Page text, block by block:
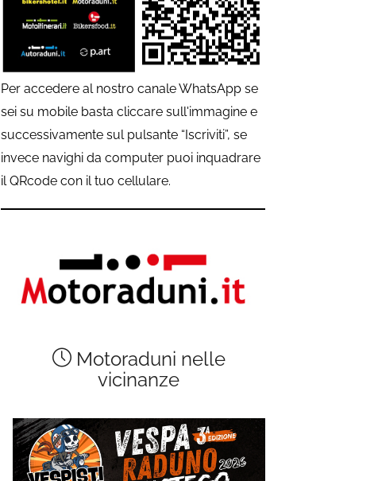
Per accedere al nostro canale WhatsApp se
sei su mobile basta cliccare sull'immagine e
successivamente sul pulsante “Iscriviti”, se
invece navighi da computer puoi inquadrare
il QRcode con il tuo cellulare.
Motoraduni nelle
vicinanze